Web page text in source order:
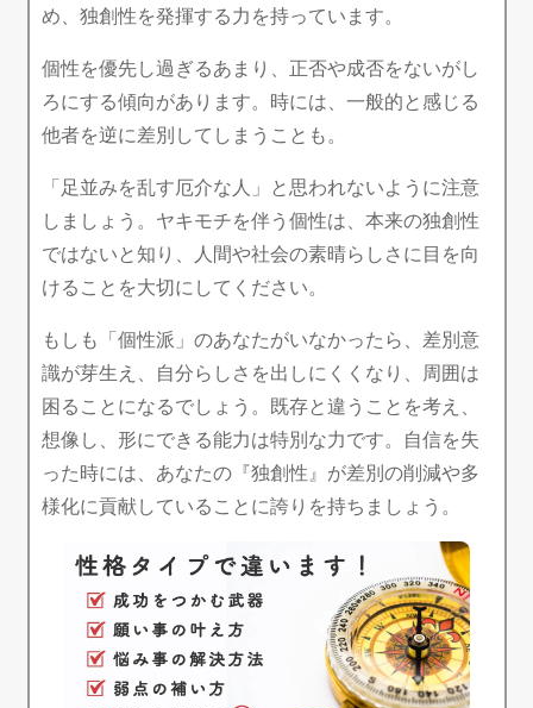
め、独創性を発揮する力を持っています。
個性を優先し過ぎるあまり、正否や成否をないがし
ろにする傾向があります。時には、一般的と感じる
他者を逆に差別してしまうことも。
「足並みを乱す厄介な人」と思われないように注意
しましょう。ヤキモチを伴う個性は、本来の独創性
ではないと知り、人間や社会の素晴らしさに目を向
けることを大切にしてください。
もしも「個性派」のあなたがいなかったら、差別意
識が芽生え、自分らしさを出しにくくなり、周囲は
困ることになるでしょう。既存と違うことを考え、
想像し、形にできる能力は特別な力です。自信を失
った時には、あなたの『独創性』が差別の削減や多
様化に貢献していることに誇りを持ちましょう。